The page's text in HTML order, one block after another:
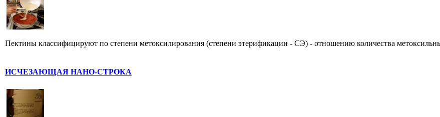
Пектины классифицируют по степени метоксилирования (степени этерификации - СЭ) - отношению количества
ИСЧЕЗАЮЩАЯ НАНО-СТРОКА